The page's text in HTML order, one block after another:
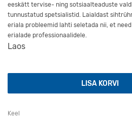
eeskätt tervise- ning sotsiaalteaduste
tunnustatud spetsialistid. Laialdast
eriala probleemid lahti seletada nii, et
erialade professionaalidele.
Laos
Gerontoloogia kogus
LISA KORVI
Keel